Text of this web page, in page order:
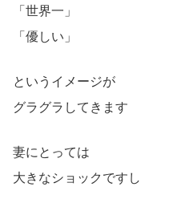
「世界一」
「優しい」
というイメージが
グラグラしてきます
妻にとっては
大きなショックですし